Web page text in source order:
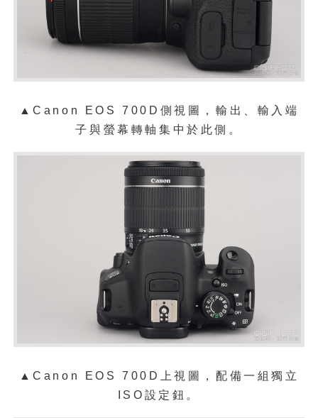
▲Canon EOS 700D側視圖，輸出、輸入端
子與螢幕轉軸集中於此側。
▲Canon EOS 700D上視圖，配備一組獨立
ISO設定鈕。